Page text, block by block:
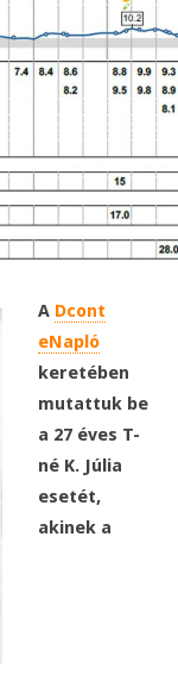
A Dcont
eNapló
keretében
mutattuk be
a 27 éves T-
né K. Júlia
esetét,
akinek a